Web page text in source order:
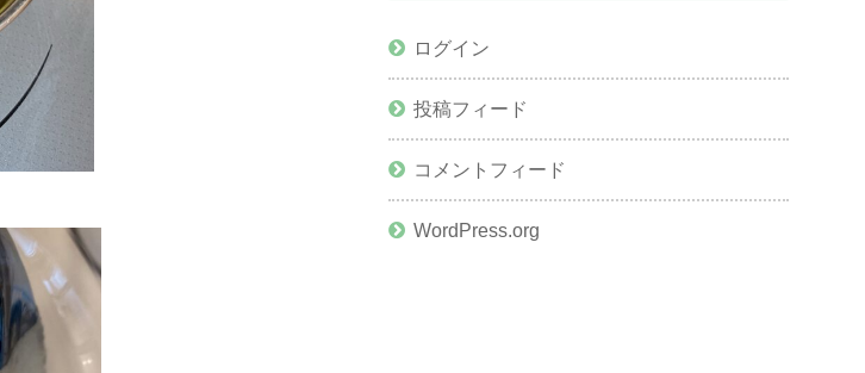
ログイン
投稿フィード
コメントフィード
WordPress.org